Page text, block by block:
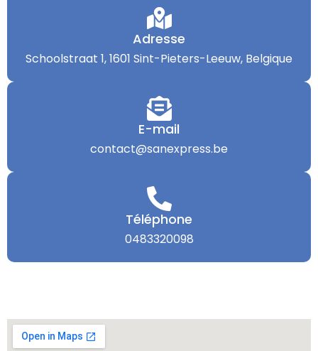
Adresse
Schoolstraat 1, 1601 Sint-Pieters-Leeuw, Belgique
E-mail
contact@sanexpress.be
Téléphone
0483320098